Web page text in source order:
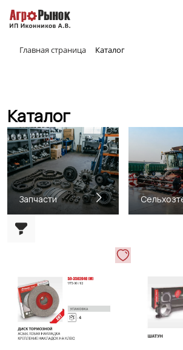
Главная страница Каталог
Каталог
Запчасти